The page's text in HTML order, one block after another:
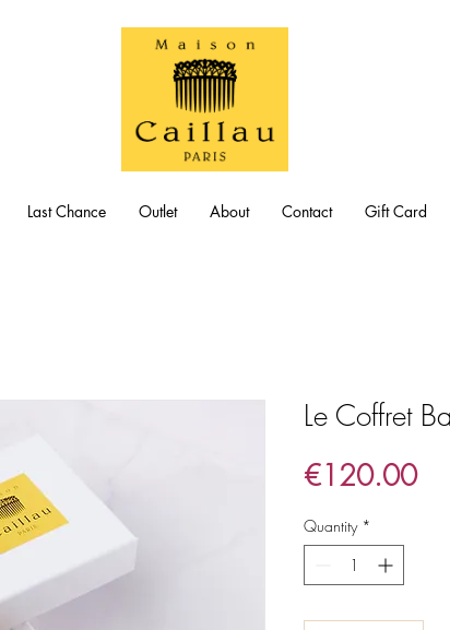
Last Chance Outlet About Contact Gift Card
Le Coffret
€120.00Price
Quantity *